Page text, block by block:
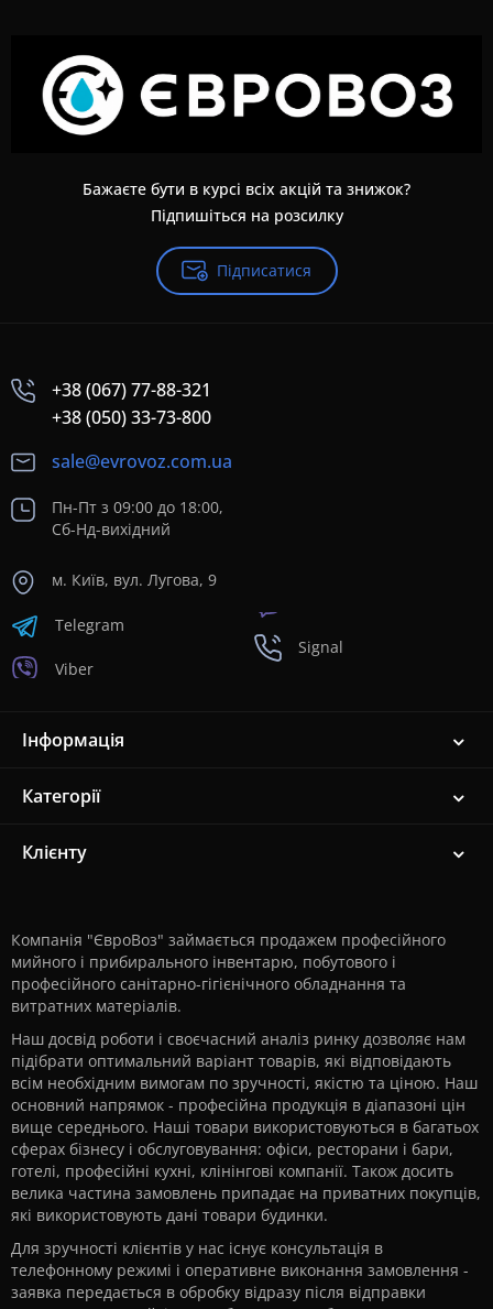
Бажаєте бути в курсі всіх акцій та знижок?
Підпишіться на розсилку
Підписатися
+38 (067) 77-88-321
+38 (050) 33-73-800
sale@evrovoz.com.ua
Пн-Пт з 09:00 до 18:00,
Сб-Нд-вихідний
м. Київ, вул. Лугова, 9
Telegram
Viber
Signal
Інформація
Категорії
Клієнту
Компанія "ЄвроВоз" займається продажем професійного
мийного і прибирального інвентарю, побутового і
професійного санітарно-гігієнічного обладнання та
витратних матеріалів.
Наш досвід роботи і своєчасний аналіз ринку дозволяє нам
підібрати оптимальний варіант товарів, які відповідають
всім необхідним вимогам по зручності, якістю та ціною. Наш
основний напрямок - професійна продукція в діапазоні цін
вище середнього. Наші товари використовуються в багатьох
сферах бізнесу і обслуговування: офіси, ресторани і бари,
готелі, професійні кухні, клінінгові компанії. Також досить
велика частина замовлень припадає на приватних покупців,
які використовують дані товари будинки.
Для зручності клієнтів у нас існує консультація в
телефонному режимі і оперативне виконання замовлення -
заявка передається в обробку відразу після відправки